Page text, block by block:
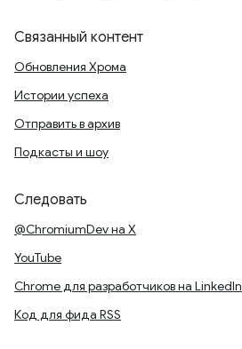
Связанный контент
Обновления Хрома
Истории успеха
Отправить в архив
Подкасты и шоу
Следовать
@ChromiumDev на X
YouTube
Chrome для разработчиков на LinkedIn
Код для фида RSS